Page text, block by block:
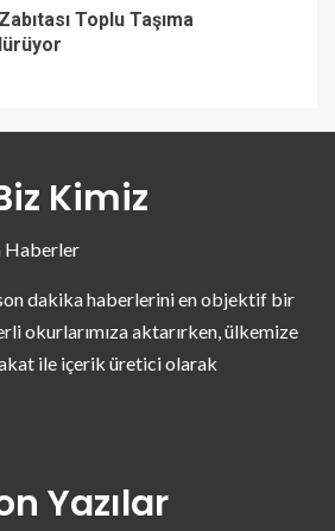
Toplu Taşıma
Kimiz
Haberler
dakika haberlerini en objektif bir
okurlarımıza aktarırken, ülkemize
ile içerik üretici olarak
Yazılar